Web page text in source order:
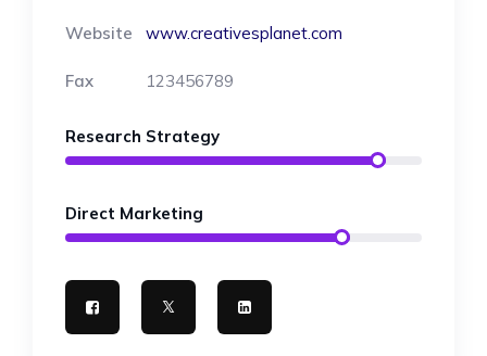
Website www.creativesplanet.com
Fax 123456789
Research Strategy
Direct Marketing